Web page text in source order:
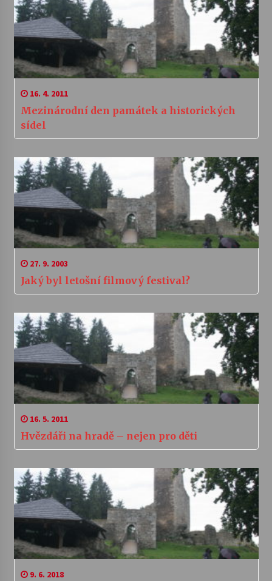
16. 4. 2011
Mezinárodní den památek a historických
sídel
27. 9. 2003
Jaký byl letošní filmový festival?
16. 5. 2011
Hvězdáři na hradě – nejen pro děti
9. 6. 2018